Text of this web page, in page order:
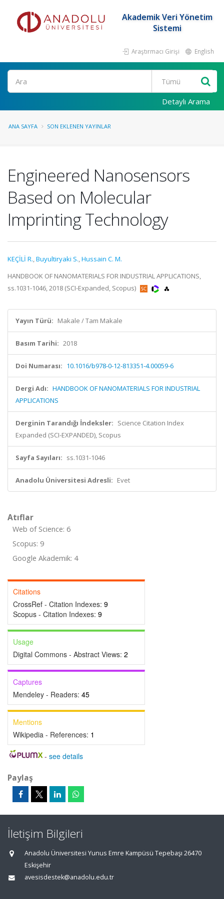
Akademik Veri Yönetim
Sistemi
Araştırmacı Girişi English
Ara
Detaylı Arama
ANA SAYFA SON EKLENEN YAYINLAR
Engineered Nanosensors
Based on Molecular
Imprinting Technology
KEÇİLİ R.,Buyultiryaki S.,Hussain C. M.
HANDBOOK OF NANOMATERIALS FOR INDUSTRIAL APPLICATIONS,
ss.1031-1046, 2018 (SCI-Expanded, Scopus)
Yayın Türü: Makale / Tam Makale
Basım Tarihi: 2018
Doi Numarası: 10.1016/b978-0-12-813351-4.00059-6
Dergi Adı: HANDBOOK OF NANOMATERIALS FOR INDUSTRIAL
APPLICATIONS
Derginin Tarandığı İndeksler: Science Citation Index
Expanded (SCI-EXPANDED), Scopus
Sayfa Sayıları: ss.1031-1046
Anadolu Üniversitesi Adresli: Evet
Atıflar
Web of Science: 6
Scopus: 9
Google Akademik: 4
Citations
CrossRef - Citation Indexes: 9
Scopus - Citation Indexes: 9
Usage
Digital Commons - Abstract Views: 2
Captures
Mendeley - Readers: 45
Mentions
Wikipedia - References: 1
- see details
Paylaş
İletişim Bilgileri
Anadolu Üniversitesi Yunus Emre Kampüsü Tepebaşı 26470
Eskişehir
avesisdestek@anadolu.edu.tr